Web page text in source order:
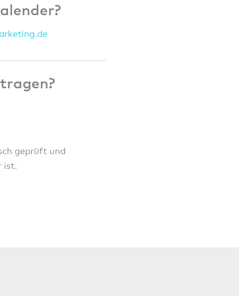
keting.de
geprüft und
ist.